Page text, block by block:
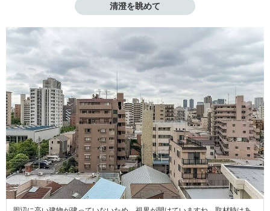
清澄を眺めて